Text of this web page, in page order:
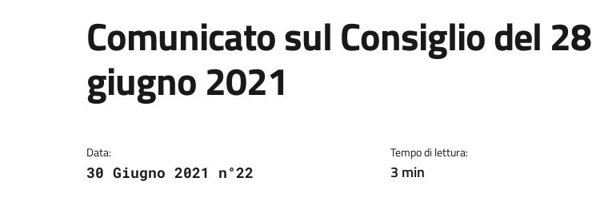
Comunicato sul Consiglio del 28
giugno 2021
Data:
30 Giugno 2021 n°22
Tempo di lettura:
3 min